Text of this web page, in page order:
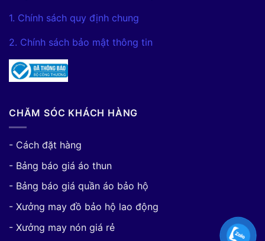
1. Chính sách quy định chung
2. Chính sách bảo mật thông tin
CHĂM SÓC KHÁCH HÀNG
- Cách đặt hàng
- Bảng báo giá áo thun
- Bảng báo giá quần áo bảo hộ
- Xưởng may đồ bảo hộ lao động
- Xưởng may nón giá rẻ